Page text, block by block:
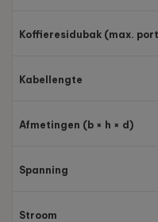
Koffieresidubak (max.
Kabellengte
Afmetingen (b × h × d)
Spanning
Stroom